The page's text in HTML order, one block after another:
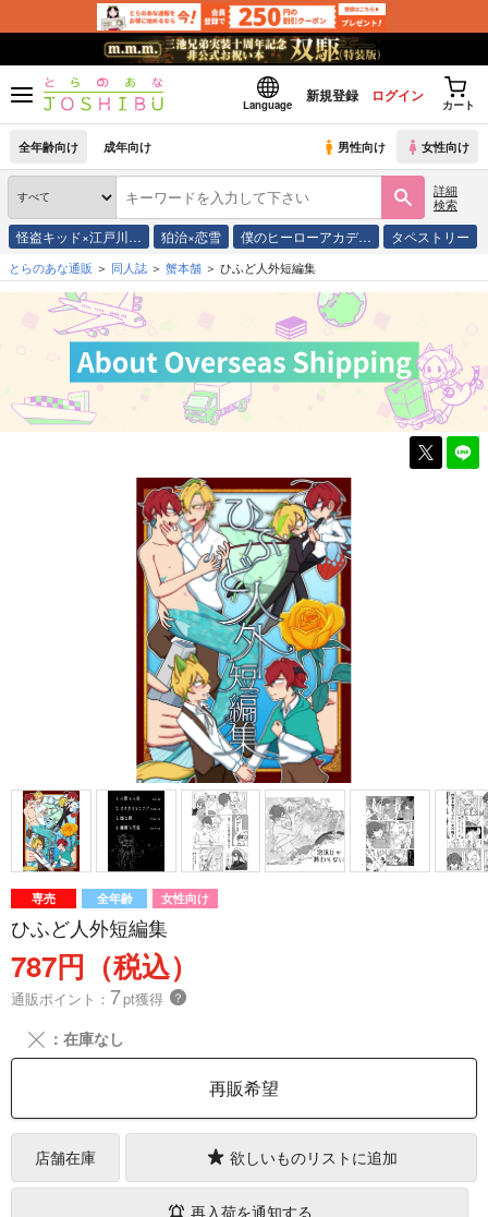
Language
新規登録 ログイン
カート
全年齢向け 成年向け 男性向け 女性向け
詳細
検索
怪盗キッド×江戸川… 狛治×恋雪 僕のヒーローアカデ… タペストリー
とらのあな通販 同人誌 蟹本舗 ひふど人外短編集
専売 全年齢 女性向け
ひふど人外短編集
787円（税込）
通販ポイント： 7pt獲得 ？
╳ ：在庫なし
再販希望
店舗在庫 欲しいものリストに追加
再入荷を通知する